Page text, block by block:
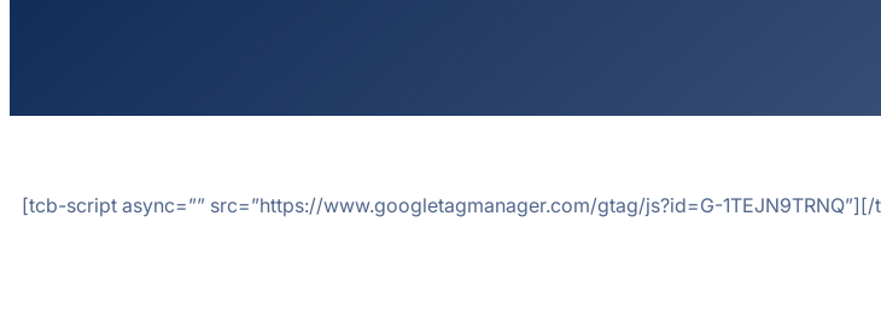
[tcb-script async=”” src=”https://www.googletagmanager.com/gtag/js?id=G-